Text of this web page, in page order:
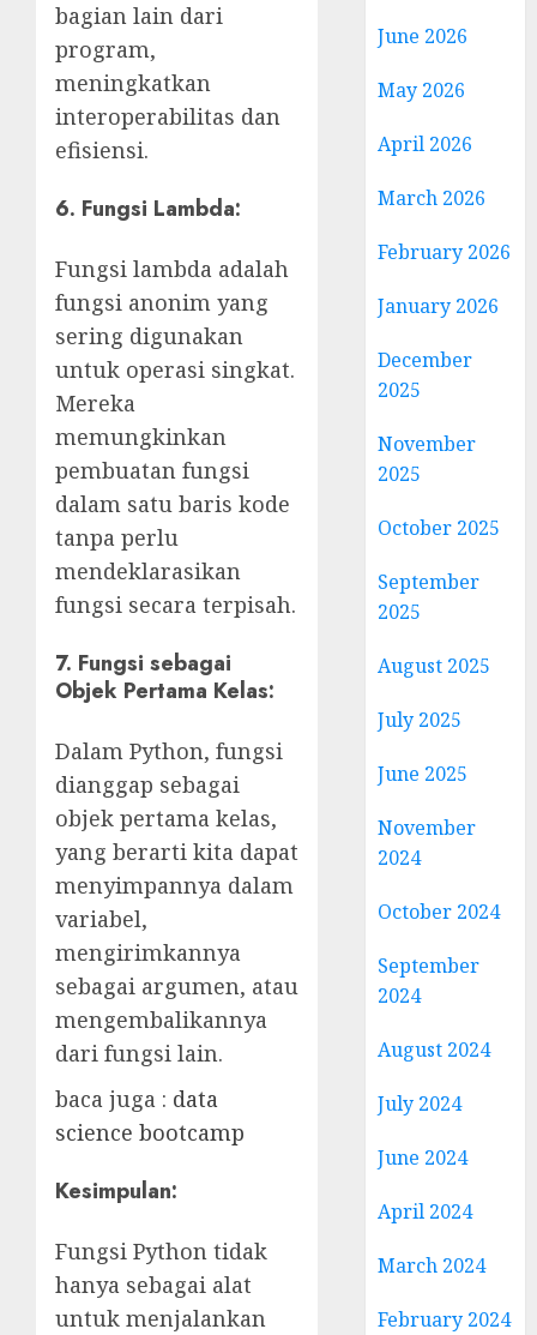
bagian lain dari
program,
meningkatkan
interoperabilitas dan
efisiensi.
6. Fungsi Lambda:
Fungsi lambda adalah
fungsi anonim yang
sering digunakan
untuk operasi singkat.
Mereka
memungkinkan
pembuatan fungsi
dalam satu baris kode
tanpa perlu
mendeklarasikan
fungsi secara terpisah.
7. Fungsi sebagai
Objek Pertama Kelas:
Dalam Python, fungsi
dianggap sebagai
objek pertama kelas,
yang berarti kita dapat
menyimpannya dalam
variabel,
mengirimkannya
sebagai argumen, atau
mengembalikannya
dari fungsi lain.
baca juga : data
science bootcamp
Kesimpulan:
Fungsi Python tidak
hanya sebagai alat
untuk menjalankan
June 2026
May 2026
April 2026
March 2026
February 2026
January 2026
December
2025
November
2025
October 2025
September
2025
August 2025
July 2025
June 2025
November
2024
October 2024
September
2024
August 2024
July 2024
June 2024
April 2024
March 2024
February 2024